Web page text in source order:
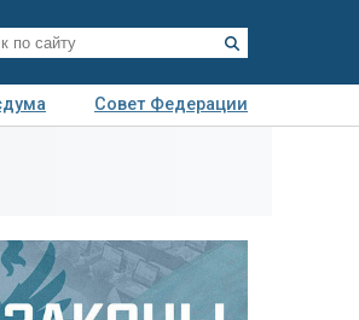
Совет Федерации